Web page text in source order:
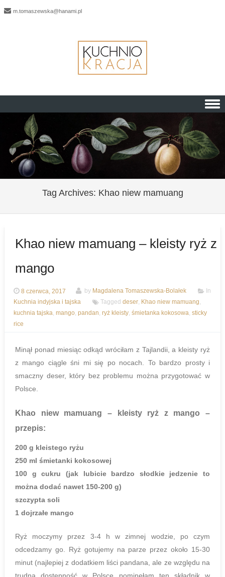
m.tomaszewska@hanami.pl
Skip to content
Tag Archives: Khao niew mamuang
Khao niew mamuang – kleisty ryż z
mango
8 czerwca, 2017 by Magdalena Tomaszewska-Bolałek
In
Kuchnia indyjska i tajska
Tagged deser, Khao niew mamuang,
kuchnia tajska, mango, pandan, ryż kleisty, śmietanka kokosowa, sticky
rice
Minął ponad miesiąc odkąd wróciłam z Tajlandii, a kleisty ryż
z mango ciągle śni mi się po nocach. To bardzo prosty i
smaczny deser, który bez problemu można przygotować w
Polsce.
Khao niew mamuang – kleisty ryż z mango –
przepis:
200 g kleistego ryżu
250 ml śmietanki kokosowej
100 g cukru (jak lubicie bardzo słodkie jedzenie to
można dodać nawet 150-200 g)
szczypta soli
1 dojrzałe mango
Ryż moczymy przez 3-4 h w zimnej wodzie, po czym
odcedzamy go. Ryż gotujemy na parze przez około 15-30
minut (najlepiej z dodatkiem liści pandana, ale ze względu na